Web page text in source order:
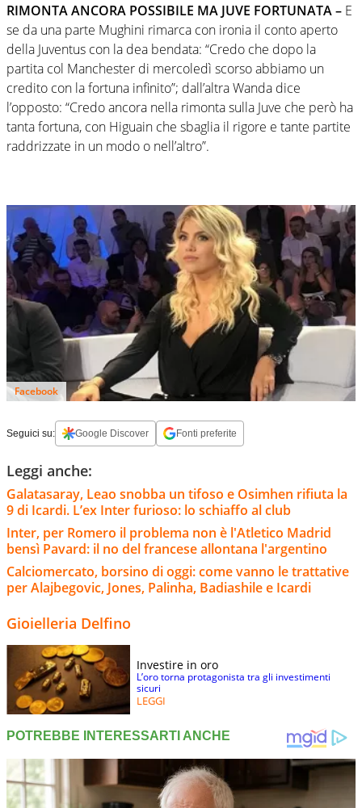
RIMONTA ANCORA POSSIBILE MA JUVE FORTUNATA – E
se da una parte Mughini rimarca con ironia il conto aperto
della Juventus con la dea bendata: “Credo che dopo la
partita col Manchester di mercoledì scorso abbiamo un
credito con la fortuna infinito”; dall’altra Wanda dice
l’opposto: “Credo ancora nella rimonta sulla Juve che però ha
tanta fortuna, con Higuain che sbaglia il rigore e tante partite
raddrizzate in un modo o nell’altro”.
Facebook
Seguici su: Google Discover Fonti preferite
Leggi anche:
Galatasaray, Leao snobba un tifoso e Osimhen rifiuta la
9 di Icardi. L’ex Inter furioso: lo schiaffo al club
Inter, per Romero il problema non è l'Atletico Madrid
bensì Pavard: il no del francese allontana l'argentino
Calciomercato, borsino di oggi: come vanno le trattative
per Alajbegovic, Jones, Palinha, Badiashile e Icardi
Gioielleria Delfino
Investire in oro
L’oro torna protagonista tra gli investimenti
sicuri
LEGGI